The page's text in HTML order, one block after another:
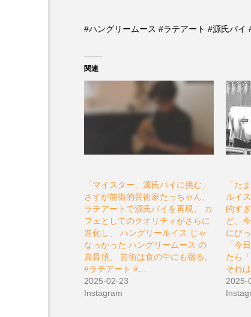
#ハングリームース #ラテアート #源氏パイ
関連
「マイスター、源氏パイに挑む」
さすが前衛的芸術家たっちゃん、
ラテアートで源氏パイを再現。 カ
フェとしてのクオリティがさらに
進化し、 ハングリールイス じゃ
なっかった ハングリームース の
真骨頂。 芸術は食の中にも宿る。
#ラテアート #…
2025-02-23
Instagram
「た
ルイ
的す
ど、
にび
「今
たら
それ
2025-